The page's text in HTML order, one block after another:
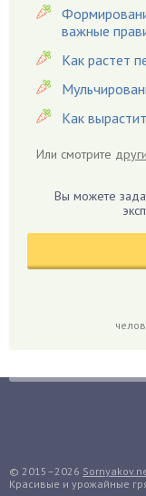
Гацания
Гвоздики
Георгины
Герань
Гиацинт
Гиппеаструм
Годжи
Голубика
Гуава
Гузмания
важные
Как растет
Как
Или смотрите
Вы можете
© 2015–2026
Красивые и урожайные